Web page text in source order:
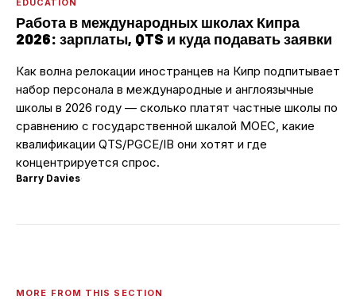
EDUCATION
Работа в международных школах Кипра
2026: зарплаты, QTS и куда подавать заявки
Как волна релокации иностранцев на Кипр подпитывает
набор персонала в международные и англоязычные
школы в 2026 году — сколько платят частные школы по
сравнению с государственной шкалой MOEC, какие
квалификации QTS/PGCE/IB они хотят и где
концентрируется спрос.
Barry Davies·
MORE FROM THIS SECTION